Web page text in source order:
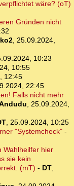
wäre? (oT)
Gründen nicht
, 25.09.2024,
10:23
10:55
12:45
22:45
Falls nicht mehr
, 25.09.2024,
, 25.09.2024, 10:25
"Systemcheck"-
Wahlheilfer hier
sie kein
(mT) - DT,